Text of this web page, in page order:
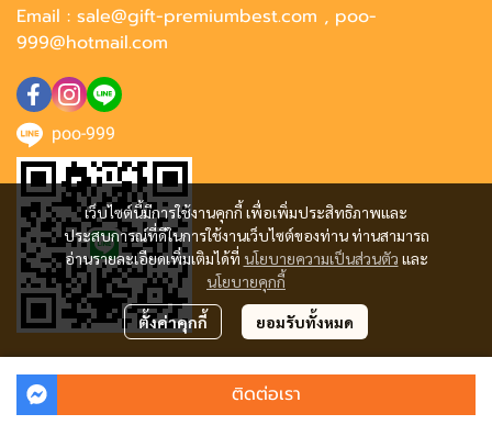
ติดต่อเรา
เว็บไซต์นี้มีการใช้งานคุกกี้ เพื่อเพิ่มประสิทธิภาพและ
ประสบการณ์ที่ดีในการใช้งานเว็บไซต์ของท่าน ท่านสามารถ
อ่านรายละเอียดเพิ่มเติมได้ที่ นโยบายความเป็นส่วนตัว และ
นโยบายคุกกี้
ตั้งค่าคุกกี้ ยอมรับทั้งหมด
Email : sale@gift-premiumbest.com , poo-
999@hotmail.com
poo-999
Copyright | All Rights Reserved | Powered by MWE
Powered By MakeWebEasy